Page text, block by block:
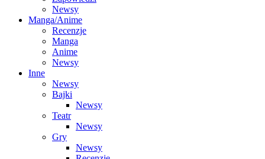
Newsy
Manga/Anime
Recenzje
Manga
Anime
Newsy
Inne
Newsy
Bajki
Newsy
Teatr
Newsy
Gry
Newsy